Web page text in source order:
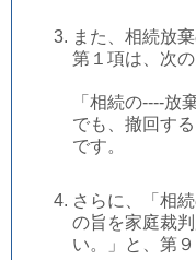
また、相続放
第１項は、次
「相続の----放
でも、撤回す
です。
さらに、「相
の旨を家庭裁
い。」と、第